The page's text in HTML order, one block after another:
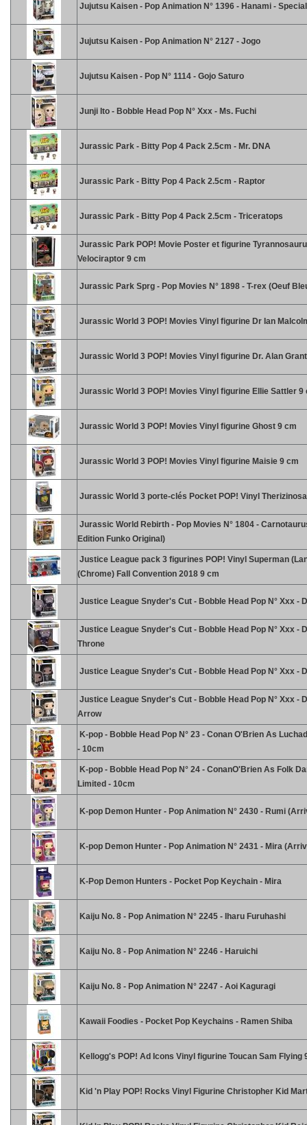
Jujutsu Kaisen - Pop Animation N° 1396 - Hanami -
Jujutsu Kaisen - Pop Animation N° 2127 - Jogo
Jujutsu Kaisen - Pop N° 1114 - Gojo Saturo
Junji Ito - Bobble Head Pop N° Xxx - Ms. Fuchi
Jurassic Park - Bitty Pop 4 Pack 2.5cm - Mr. DNA
Jurassic Park - Bitty Pop 4 Pack 2.5cm - Raptor
Jurassic Park - Bitty Pop 4 Pack 2.5cm - Triceratops
Jurassic Park POP! Movie Poster et figurine
Velociraptor 9 cm
Jurassic Park Sprg - Pop Movies N° 1898 - T-rex (Oeuf
Jurassic World 3 POP! Movies Vinyl figurine Dr Ian
Jurassic World 3 POP! Movies Vinyl figurine Dr. Alan
Jurassic World 3 POP! Movies Vinyl figurine Ellie Sattler 9
Jurassic World 3 POP! Movies Vinyl figurine Ghost 9 cm
Jurassic World 3 POP! Movies Vinyl figurine Maisie 9 cm
Jurassic World 3 porte-clés Pocket POP! Vinyl
Jurassic World Rebirth - Pop Movies N° 1804 -
Edition Funko Original)
Justice League pack 3 figurines POP! Vinyl Superman
(Chrome) Fall Convention 2018 9 cm
Justice League Snyder's Cut - Bobble Head Pop N° Xxx -
Justice League Snyder's Cut - Bobble Head Pop N° Xxx -
Throne
Justice League Snyder's Cut - Bobble Head Pop N° Xxx -
Justice League Snyder's Cut - Bobble Head Pop N° Xxx -
Arrow
K-pop - Bobble Head Pop N° 23 - Conan O'Brien As
- 10cm
K-pop - Bobble Head Pop N° 24 - ConanO'Brien As Folk
Limited - 10cm
K-pop Demon Hunter - Pop Animation N° 2430 - Rumi
K-pop Demon Hunter - Pop Animation N° 2431 - Mira
K-Pop Demon Hunters - Pocket Pop Keychain - Mira
Kaiju No. 8 - Pop Animation N° 2245 - Iharu Furuhashi
Kaiju No. 8 - Pop Animation N° 2246 - Haruichi
Kaiju No. 8 - Pop Animation N° 2247 - Aoi Kaguragi
Kawaii Foodies - Pocket Pop Keychains - Ramen Shiba
Kellogg's POP! Ad Icons Vinyl figurine Toucan Sam Flying
Kid 'n Play POP! Rocks Vinyl Figurine Christopher Kid